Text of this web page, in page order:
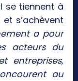
se tiennent à
s’achèvent
a pour
acteurs du
entreprises,
au